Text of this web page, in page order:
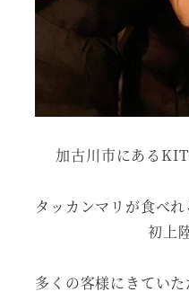
加古川市にある
タッカンマリが食べ
初上
多くの客様にきていた